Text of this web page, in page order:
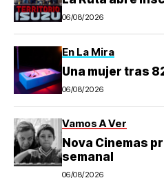
06/08/2026
En La Mira
Una mujer tras
06/08/2026
Vamos A Ver
Nova Cinemas
semanal
06/08/2026